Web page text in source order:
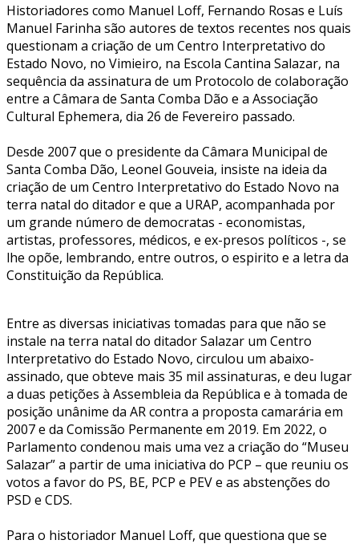
Historiadores como Manuel Loff, Fernando Rosas e Luís
Manuel Farinha são autores de textos recentes nos quais
questionam a criação de um Centro Interpretativo do
Estado Novo, no Vimieiro, na Escola Cantina Salazar, na
sequência da assinatura de um Protocolo de colaboração
entre a Câmara de Santa Comba Dão e a Associação
Cultural Ephemera, dia 26 de Fevereiro passado.
Desde 2007 que o presidente da Câmara Municipal de
Santa Comba Dão, Leonel Gouveia, insiste na ideia da
criação de um Centro Interpretativo do Estado Novo na
terra natal do ditador e que a URAP, acompanhada por
um grande número de democratas - economistas,
artistas, professores, médicos, e ex-presos políticos -, se
lhe opõe, lembrando, entre outros, o espirito e a letra da
Constituição da República.
Entre as diversas iniciativas tomadas para que não se
instale na terra natal do ditador Salazar um Centro
Interpretativo do Estado Novo, circulou um abaixo-
assinado, que obteve mais 35 mil assinaturas, e deu lugar
a duas petições à Assembleia da República e à tomada de
posição unânime da AR contra a proposta camarária em
2007 e da Comissão Permanente em 2019. Em 2022, o
Parlamento condenou mais uma vez a criação do “Museu
Salazar” a partir de uma iniciativa do PCP – que reuniu os
votos a favor do PS, BE, PCP e PEV e as abstenções do
PSD e CDS.
Para o historiador Manuel Loff, que questiona que se